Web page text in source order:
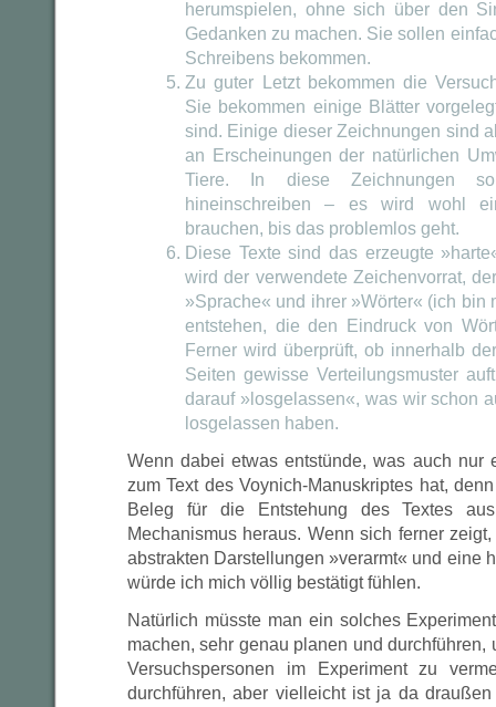
herumspielen, ohne sich über den
Gedanken zu machen. Sie sollen
Schreibens bekommen.
Zu guter Letzt bekommen die
Sie bekommen einige Blätter
sind. Einige dieser Zeichnungen sind
an Erscheinungen der natürlichen
Tiere. In diese Zeichnungen
hineinschreiben – es wird wohl
brauchen, bis das problemlos geht.
Diese Texte sind das erzeugte
wird der verwendete Zeichenvorrat,
»Sprache« und ihrer »Wörter« (ich bin
entstehen, die den Eindruck von
Ferner wird überprüft, ob innerhalb
Seiten gewisse Verteilungsmuster
darauf »losgelassen«, was wir schon
losgelassen haben.
Wenn dabei etwas entstünde, was auch nur
zum Text des Voynich-Manuskriptes hat,
Beleg für die Entstehung des Textes
Mechanismus heraus. Wenn sich ferner
abstrakten Darstellungen »verarmt« und eine
würde ich mich völlig bestätigt fühlen.
Natürlich müsste man ein solches
machen, sehr genau planen und durchführen,
Versuchspersonen im Experiment zu
durchführen, aber vielleicht ist ja da